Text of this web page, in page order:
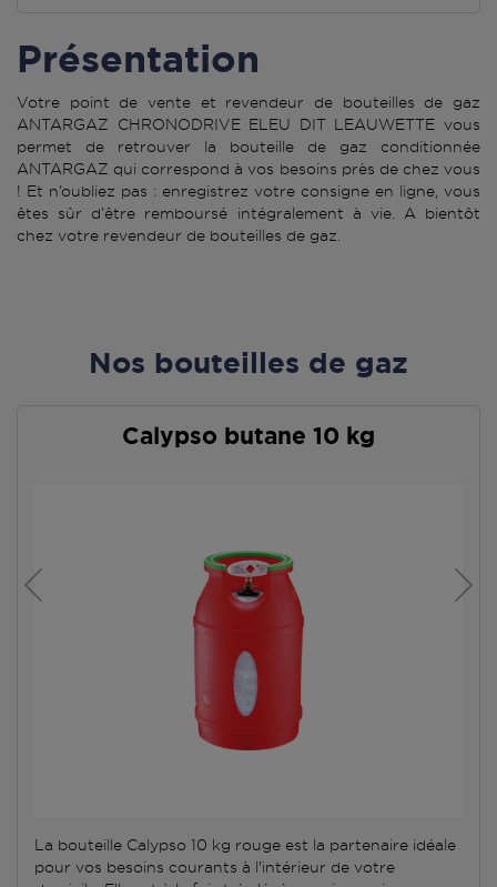
Présentation
Votre point de vente et revendeur de bouteilles de gaz
ANTARGAZ CHRONODRIVE ELEU DIT LEAUWETTE vous
permet de retrouver la bouteille de gaz conditionnée
ANTARGAZ qui correspond à vos besoins près de chez vous
! Et n’oubliez pas : enregistrez votre consigne en ligne, vous
êtes sûr d’être remboursé intégralement à vie. A bientôt
chez votre revendeur de bouteilles de gaz.
Nos bouteilles de gaz
Calypso butane 10 kg
La bouteille Calypso 10 kg rouge est la partenaire idéale
pour vos besoins courants à l'intérieur de votre